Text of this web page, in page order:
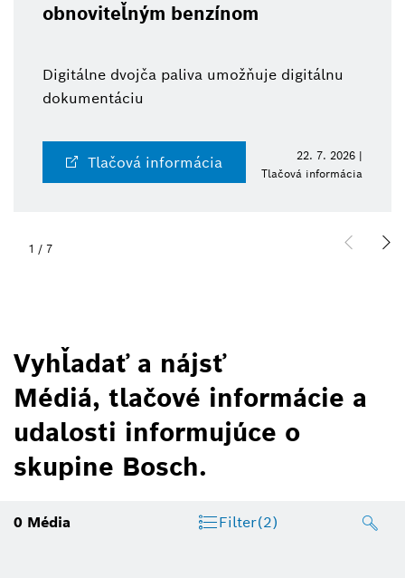
obnoviteľným benzínom
Digitálne dvojča paliva umožňuje digitálnu
dokumentáciu
Tlačová informácia
22. 7. 2026 |
Tlačová informácia
1 / 7
Vyhľadať a nájsť
Médiá, tlačové informácie a
udalosti informujúce o
skupine Bosch.
0 Média Filter(2)